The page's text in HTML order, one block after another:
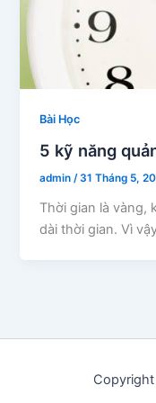
Bài Học
5 kỹ năng
admin/31 Tháng 5,
Thời gian là vàng,
dài thời gian. Vì